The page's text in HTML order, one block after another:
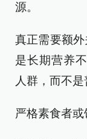
源。
真正需要额
是长期营养
人群，而不
严格素食者